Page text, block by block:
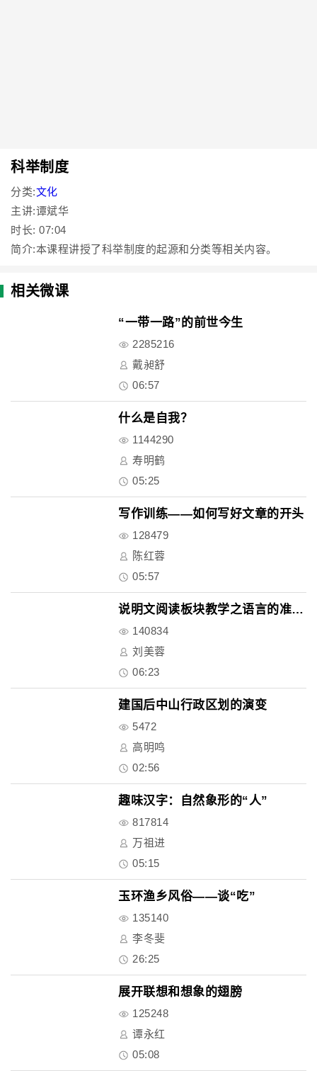
科举制度
分类:文化
主讲:谭斌华
时长: 07:04
简介:本课程讲授了科举制度的起源和分类等相关内容。
相关微课
“一带一路”的前世今生
2285216
戴昶舒
06:57
什么是自我？
1144290
寿明鹤
05:25
写作训练——如何写好文章的开头
128479
陈红蓉
05:57
说明文阅读板块教学之语言的准确..
140834
刘美蓉
06:23
建国后中山行政区划的演变
5472
高明鸣
02:56
趣味汉字：自然象形的“人”
817814
万祖进
05:15
玉环渔乡风俗——谈“吃”
135140
李冬斐
26:25
展开联想和想象的翅膀
125248
谭永红
05:08